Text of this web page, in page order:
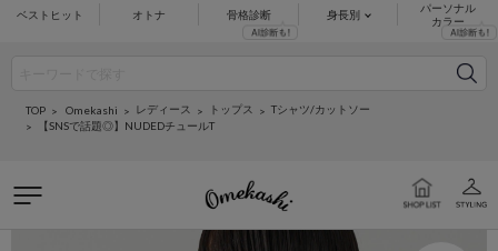
ベストヒット オトナ 骨格診断 身長別
パーソナル
カラー
TOP Omekashi レディース トップス
Tシャツ/カットソー
【SNSで話題◎】NUDEDチュールT